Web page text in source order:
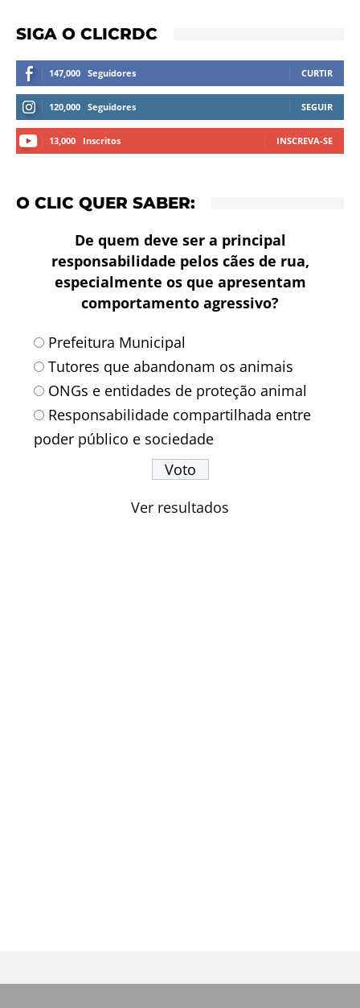
SIGA O CLICRDC
147,000 Seguidores CURTIR
120,000 Seguidores SEGUIR
13,000 Inscritos INSCREVA-SE
O CLIC QUER SABER:
De quem deve ser a principal
responsabilidade pelos cães de rua,
especialmente os que apresentam
comportamento agressivo?
Prefeitura Municipal
Tutores que abandonam os animais
ONGs e entidades de proteção animal
Responsabilidade compartilhada entre
poder público e sociedade
Ver resultados